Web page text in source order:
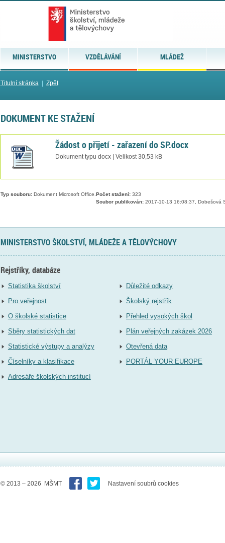
MINISTERSTVO VZDĚLÁVÁNÍ MLÁDEŽ
Titulní stránka| Zpět
DOKUMENT KE STAŽENÍ
Žádost o přijetí - zařazení do SP.docx
Dokument typu docx | Velikost 30,53 kB
Typ souboru:Dokument Microsoft Office. Počet stažení:323
Soubor publikován:2017-10-13 16:08:37, Dobešová
MINISTERSTVO ŠKOLSTVÍ, MLÁDEŽE A TĚLOVÝCHOVY
Rejstříky, databáze
Statistika školství
Pro veřejnost
O školské statistice
Sběry statistických dat
Statistické výstupy a analýzy
Číselníky a klasifikace
Adresáře školských institucí
Důležité odkazy
Školský rejstřík
Přehled vysokých škol
Plán veřejných zakázek 2026
Otevřená data
PORTÁL YOUR EUROPE
© 2013 – 2026 MŠMT Nastavení soubrů cookies